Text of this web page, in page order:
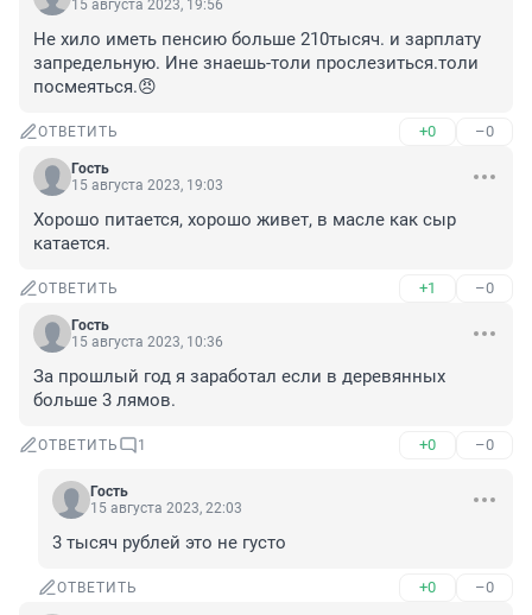
15 августа 2023, 19:56
Не хило иметь пенсию больше 210тысяч. и зарплату
запредельную. Ине знаешь-толи прослезиться.толи
посмеяться.😠
ОТВЕТИТЬ +0 –0
Гость
15 августа 2023, 19:03
Хорошо питается, хорошо живет, в масле как сыр
катается.
ОТВЕТИТЬ +1 –0
Гость
15 августа 2023, 10:36
За прошлый год я заработал если в деревянных
больше 3 лямов.
ОТВЕТИТЬ 1 +0 –0
Гость
15 августа 2023, 22:03
3 тысяч рублей это не густо
ОТВЕТИТЬ +0 –0